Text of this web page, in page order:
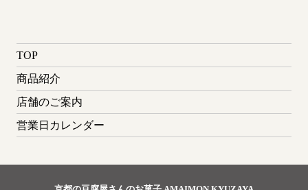
TOP
商品紹介
店舗のご案内
営業日カレンダー